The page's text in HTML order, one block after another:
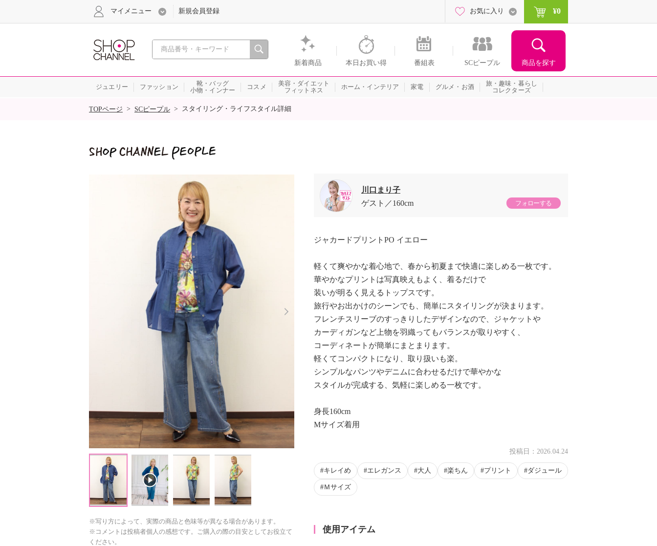
心おどる、瞬間を。通販・テレビショッピングのショップチャンネル
新着商品 本日お買い得 番組表 SCピープル 商品を探す
マイメニュー 新規会員登録 お気に入り ¥0
ジュエリー ファッション
靴・バッグ
小物・インナー
コスメ
美容・ダイエット
フィットネス
ホーム・インテリア 家電 グルメ・お酒
旅・趣味・暮らし
コレクターズ
SALE
TOPページ > SCピープル > スタイリング・ライフスタイル詳細
※写り方によって、実際の商品と色味等が異なる場合があります。
※コメントは投稿者個人の感想です。ご購入の際の目安としてお役立て
ください。
川口まり子
ゲスト
160cm フォローする
ジャカードプリントPO イエロー
軽くて爽やかな着心地で、春から初夏まで快適に楽しめる一枚です。
華やかなプリントは写真映えもよく、着るだけで
装いが明るく見えるトップスです。
旅行やお出かけのシーンでも、簡単にスタイリングが決まります。
フレンチスリーブのすっきりしたデザインなので、ジャケットや
カーディガンなど上物を羽織ってもバランスが取りやすく、
コーディネートが簡単にまとまります。
軽くてコンパクトになり、取り扱いも楽。
シンプルなパンツやデニムに合わせるだけで華やかな
スタイルが完成する、気軽に楽しめる一枚です。
身長160cm
Mサイズ着用
投稿日： 2026.04.24
キレイめ エレガンス 大人 楽ちん プリント ダジュール
Ｍサイズ
使用アイテム